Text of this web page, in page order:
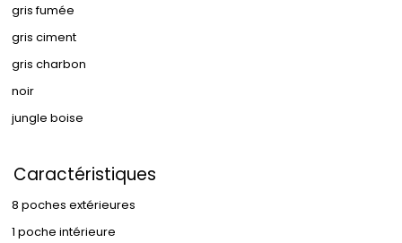
gris fumée
gris ciment
gris charbon
noir
jungle boise
Caractéristiques
8 poches extérieures
1 poche intérieure